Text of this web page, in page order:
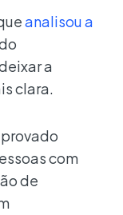
analisou a
a
clara.
com
de